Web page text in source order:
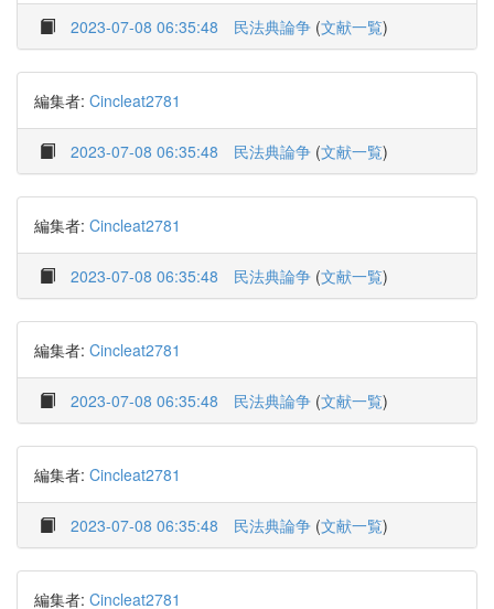
2023-07-08 06:35:48 民法典論争 (文献一覧)
編集者: Cincleat2781
2023-07-08 06:35:48 民法典論争 (文献一覧)
編集者: Cincleat2781
2023-07-08 06:35:48 民法典論争 (文献一覧)
編集者: Cincleat2781
2023-07-08 06:35:48 民法典論争 (文献一覧)
編集者: Cincleat2781
2023-07-08 06:35:48 民法典論争 (文献一覧)
編集者: Cincleat2781